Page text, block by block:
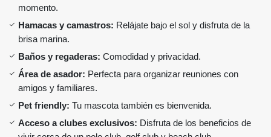
momento.
Hamacas y camastros: Relájate bajo el sol y disfruta de la
brisa marina.
Baños y regaderas: Comodidad y privacidad.
Área de asador: Perfecta para organizar reuniones con
amigos y familiares.
Pet friendly: Tu mascota también es bienvenida.
Acceso a clubes exclusivos: Disfruta de los beneficios de